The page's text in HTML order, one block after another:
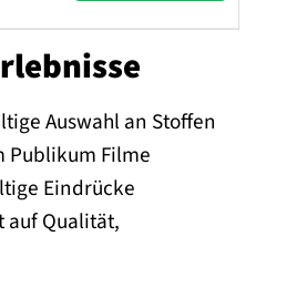
Auswahl an Stoffen
Publikum Filme
Eindrücke
auf Qualität,